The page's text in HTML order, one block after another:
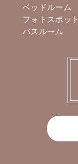
ベッドルーム
フォトスポット
バスルーム